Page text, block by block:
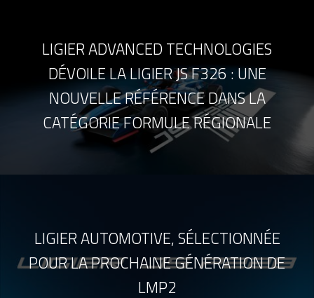
LIGIER ADVANCED TECHNOLOGIES
DÉVOILE LA LIGIER JS F326 : UNE
NOUVELLE RÉFÉRENCE DANS LA
CATÉGORIE FORMULE RÉGIONALE
LIGIER AUTOMOTIVE, SÉLECTIONNÉE
POUR LA PROCHAINE GÉNÉRATION DE
LMP2